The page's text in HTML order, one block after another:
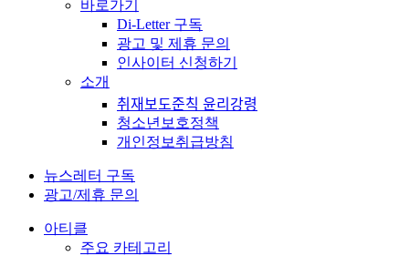
바로가기
Di-Letter 구독
광고 및 제휴 문의
인사이터 신청하기
소개
취재보도준칙 윤리강령
청소년보호정책
개인정보취급방침
뉴스레터 구독
광고/제휴 문의
아티클
주요 카테고리